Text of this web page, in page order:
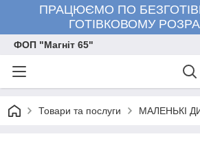
ПРАЦЮЄМО ПО
ГОТІВКОВОМУ
ФОП "Магніт 65"
Товари та послуги МАЛЕНЬКІ